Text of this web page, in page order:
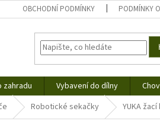
OBCHODNÍ PODMÍNKY PODMÍNKY
zahradu Vybavení do dílny
Robotické sekačky YUKA